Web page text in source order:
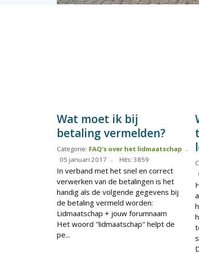
Wat moet ik bij
betaling vermelden?
Categorie: FAQ's over het lidmaatschap
05 januari 2017
Hits: 3859
In verband met het snel en correct
verwerken van de betalingen is het
handig als de volgende gegevens bij
de betaling vermeld worden:
Lidmaatschap + jouw forumnaam
Het woord "lidmaatschap" helpt de
pe...